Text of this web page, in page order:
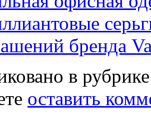
бренда
в
оставить